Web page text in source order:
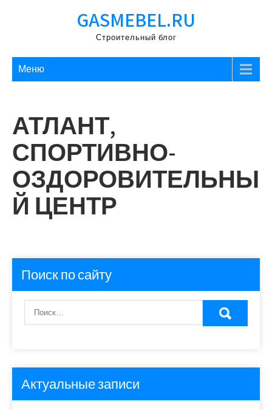
GASMEBEL.RU
Строительный блог
Меню
АТЛАНТ,
СПОРТИВНО-
ОЗДОРОВИТЕЛЬНЫ
Й ЦЕНТР
Поиск по сайту
Актуальные записи